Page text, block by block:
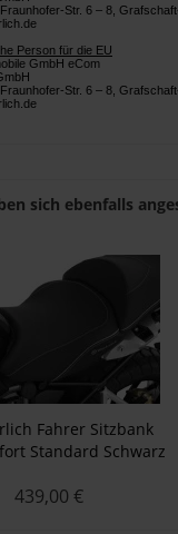
Str. 6 – 8,
Person für die EU
GmbH eCom
Str. 6 – 8,
sich ebenfalls
Fahrer Sitzbank
Standard Schwarz
439,00 €